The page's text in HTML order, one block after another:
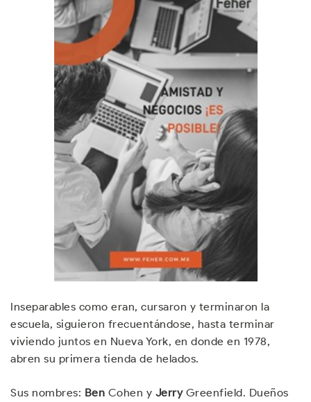
Inseparables como eran, cursaron y terminaron la
escuela, siguieron frecuentándose, hasta terminar
viviendo juntos en Nueva York, en donde en 1978,
abren su primera tienda de helados.
Sus nombres: Ben Cohen y JerryGreenfield. Dueños